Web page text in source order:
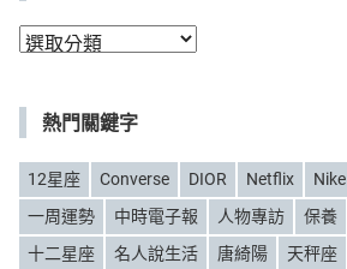
分
熱門關鍵字
12星座 Converse DIOR Netflix Nike
一周運勢
中時電子報 人物專訪 保養
十二星座
名人說生活 唐綺陽 天秤座